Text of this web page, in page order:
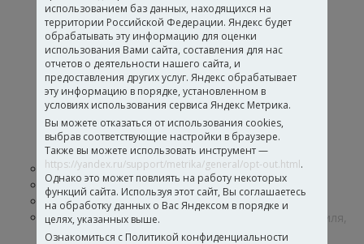
Для фасадных красок
Дисперсии для гибкого камня
Дисперсии для полиграфии и флексографии
Для эмалей по металлу
Для глубокопроникающих грунтов
Для строительных грунтов
Для герметиков и гидроизоляции
Для высоконаполненных строительных
составов
Дисперсии для кровельных материалов
Дисперсии для производства бумаги и обоев
Функциональные добавки
Дисперсии для производства клеев
Дисперсии для производства стеклохолста, текстиля,
кож и нетканых материалов
использованием баз данных, находящихся на
территории Российской Федерации. Яндекс будет
обрабатывать эту информацию для оценки
использования Вами сайта, составления для нас
отчетов о деятельности нашего сайта, и
предоставления других услуг. Яндекс обрабатывает
эту информацию в порядке, установленном в
условиях использования сервиса Яндекс Метрика.
Вы можете отказаться от использования cookies,
выбрав соответствующие настройки в браузере.
Также вы можете использовать инструмент —
https://yandex.ru/support/metrika/general/opt-out.html.
Однако это может повлиять на работу некоторых
функций сайта. Используя этот сайт, Вы соглашаетесь
на обработку данных о Вас Яндексом в порядке и
целях, указанных выше.
Ознакомиться с Политикой конфиденциальности